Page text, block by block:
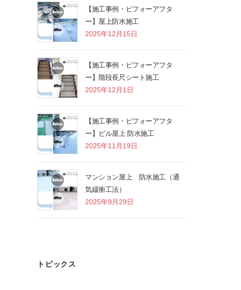
【施工事例・ビフォーアフタ
ー】屋上防水施工
2025年12月15日
【施工事例・ビフォーアフタ
ー】階段長尺シート施工
2025年12月1日
【施工事例・ビフォーアフタ
ー】ビル屋上 防水施工
2025年11月19日
マンション屋上 防水施工（通
気緩衝工法）
2025年9月29日
トピックス